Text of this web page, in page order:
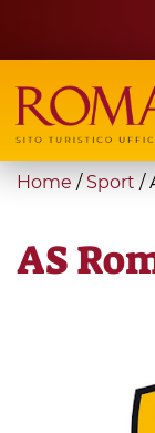
main
content
Search
form
Cerca
You
here
Home / Sport /
AS